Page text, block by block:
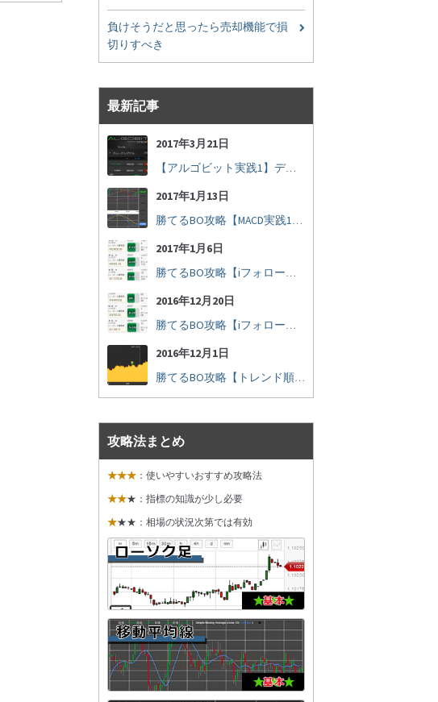
負けそうだと思ったら売却機能で損
切りすべき
最新記事
2017年3月21日
【アルゴビット実践1】デフォルト設定で30秒取引
2017年1月13日
勝てるBO攻略【MACD実践16】30秒取引で勝つには
2017年1月6日
勝てるBO攻略【iフォロー実践17】フォロワーの少ない人をフォローする
2016年12月20日
勝てるBO攻略【iフォロー実践16】勝てるトレーダーを見抜く
2016年12月1日
勝てるBO攻略【トレンド順張り実践35】下落からの反発を見極める
攻略法まとめ
★★★ ：使いやすいおすすめ攻略法
★★★：指標の知識が少し必要
★★★：相場の状況次第では有効